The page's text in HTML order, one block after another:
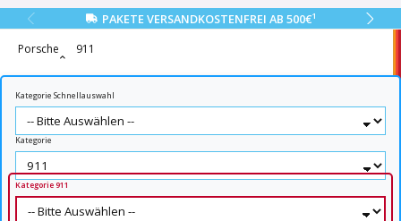
PAKETE VERSANDKOSTENFREI AB 500€1
Porsche 911
Kategorie Schnellauswahl
Kategorie
Kategorie 911